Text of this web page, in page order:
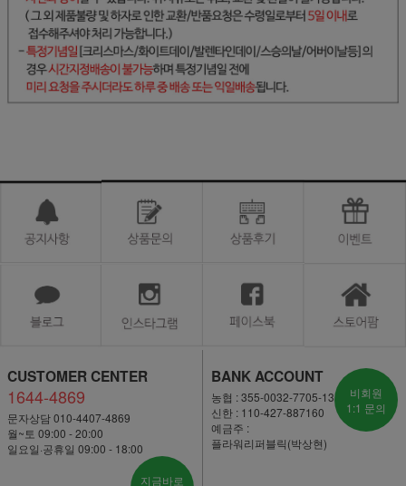
CUSTOMER CENTER
1644-4869
문자상담 010-4407-4869
월~토 09:00 - 20:00
일요일·공휴일 09:00 - 18:00
지금바로
BANK ACCOUNT
농협 : 355-0032-7705-13
신한 : 110-427-887160
예금주 :
플라워리퍼블릭(박상현)
비회원
1:1 문의